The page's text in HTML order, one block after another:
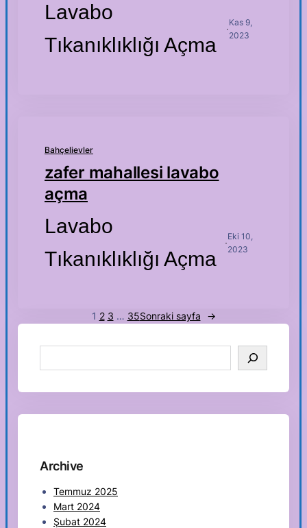
Lavabo
Tıkanıklıklığı Açma
·
Kas 9,
2023
Bahçelievler
zafer mahallesi lavabo
açma
Lavabo
Tıkanıklıklığı Açma
·
Eki 10,
2023
1 2 3 … 35Sonraki sayfa →
e
c
Archive
Temmuz 2025
Mart 2024
Şubat 2024